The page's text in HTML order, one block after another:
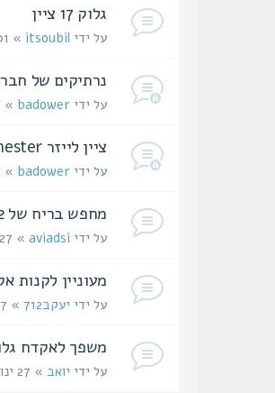
גלוק 17 ציין
על ידי itsoubil » 01 פברואר 2003, 13:56
נרתיקים של
על ידי badower » 29 ינואר 2003, 21:10
ציין לייזר winchester
על ידי badower » 29 ינואר 2003, 21:02
מחפש בריח של REMINGTON 700 SHORT ACTION 7.62
על ידי aviadsi » 27 ינואר 2003, 23:42
מעוניין לקנות
על ידי יעקב712 » 27 ינואר 2003, 13:44
משפך לאקדח
על ידי יואב » 27 ינואר 2003, 07:48